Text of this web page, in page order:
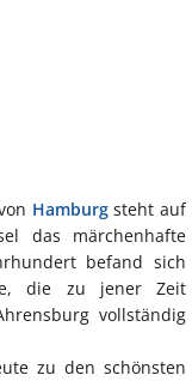
Hamburgsteht auf
das märchenhafte
befand sich
die zu jener Zeit
vollständig
zu den schönsten